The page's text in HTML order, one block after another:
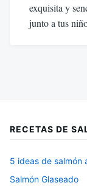
exquisita y
junto a tus
RECETAS DE
5 ideas de salmón
Salmón Glaseado